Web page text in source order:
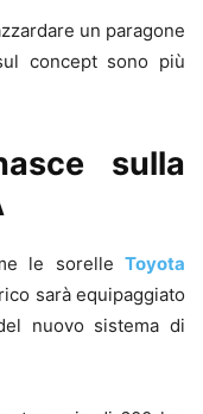
un paragone
concept sono più
sulla
le sorelle Toyota
sarà equipaggiato
nuovo sistema di